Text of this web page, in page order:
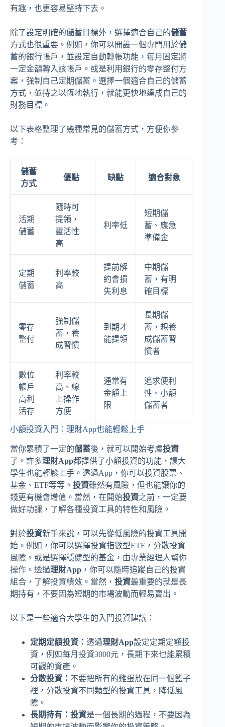
有趣，也更容易堅持下去。
除了設定明確的儲蓄目標外，選擇適合自己的儲蓄
方式也很重要。例如，你可以開設一個專門用於儲
蓄的銀行帳戶，並設定自動轉帳功能，每月固定將
一定金額轉入該帳戶。或是利用銀行的零存整付方
案，強制自己定期儲蓄。選擇一個適合自己的儲蓄
方式，並持之以恆地執行，就能更快地達成自己的
財務目標。
以下表格整理了幾種常見的儲蓄方式，方便你參
考：
儲蓄
方式
優點 缺點 適合對象
活期
儲蓄
隨時可
提領，
靈活性
高
利率低
短期儲
蓄、應急
準備金
定期
儲蓄
利率較
高
提前解
約會損
失利息
中期儲
蓄，有明
確目標
零存
整付
強制儲
蓄，養
成習慣
到期才
能提領
長期儲
蓄，想養
成儲蓄習
慣者
數位
帳戶
高利
活存
利率較
高、線
上操作
方便
通常有
金額上
限
追求便利
性、小額
儲蓄者
小額投資入門：理財App也能輕鬆上手
當你累積了一定的儲蓄後，就可以開始考慮投資
了。許多理財App都提供了小額投資的功能，讓大
學生也能輕鬆上手。透過App，你可以投資股票、
基金、ETF等等。 投資雖然有風險，但也能讓你的
錢更有機會增值。當然，在開始投資之前，一定要
做好功課，了解各種投資工具的特性和風險。
對於投資新手來說，可以先從低風險的投資工具開
始。例如，你可以選擇投資指數型ETF，分散投資
風險。或是選擇穩健型的基金，由專業經理人幫你
操作。透過理財App ，你可以隨時追蹤自己的投資
組合，了解投資績效。當然， 投資最重要的就是長
期持有，不要因為短期的市場波動而輕易賣出。
以下是一些適合大學生的入門投資建議：
定期定額投資： 透過理財App設定定期定額投
資，例如每月投資3000元，長期下來也能累積
可觀的資產。
分散投資： 不要把所有的雞蛋放在同一個籃子
裡，分散投資不同類型的投資工具，降低風
險。
長期持有： 投資是一個長期的過程，不要因為